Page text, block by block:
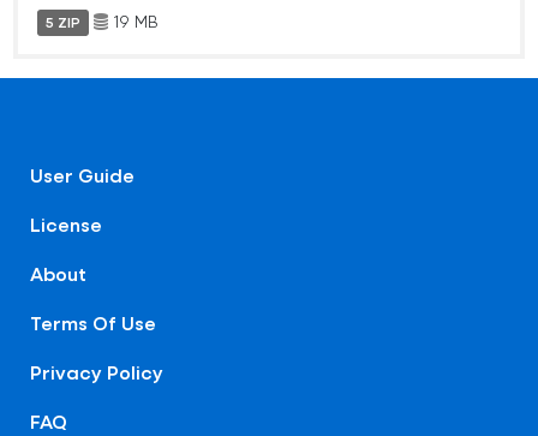
5 ZIP 19 MB
User Guide
License
About
Terms Of Use
Privacy Policy
FAQ